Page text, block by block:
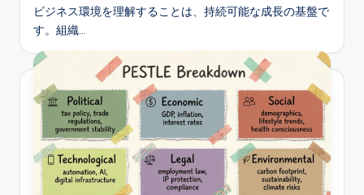
ビジネス環境を理解することは、持続可能な成長の基盤で
す。組織…